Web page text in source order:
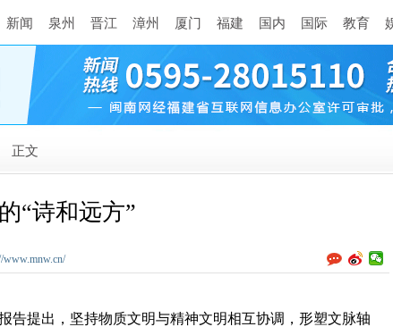
新闻 泉州 晋江 漳州 厦门 福建 国内 国际 教育
正文
“诗和远方”
www.mnw.cn/
告提出，坚持物质文明与精神文明相互协调，形塑文脉轴